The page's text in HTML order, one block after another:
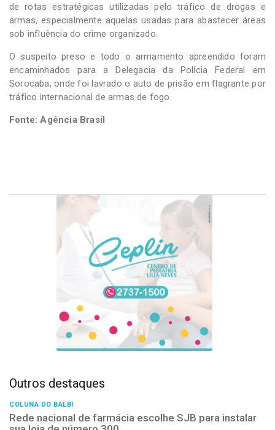
de rotas estratégicas utilizadas pelo tráfico de drogas e
armas, especialmente aquelas usadas para abastecer áreas
sob influência do crime organizado.
O suspeito preso e todo o armamento apreendido foram
encaminhados para a Delegacia da Polícia Federal em
Sorocaba, onde foi lavrado o auto de prisão em flagrante por
tráfico internacional de armas de fogo.
Fonte: Agência Brasil
Outros destaques
COLUNA DO BALBI
Rede nacional de farmácia escolhe SJB para instalar